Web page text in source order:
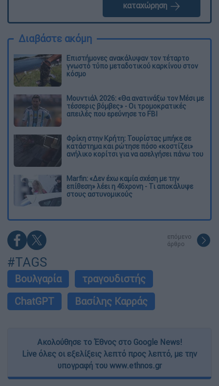
καταχώρηση
Διαβάστε ακόμη
Επιστήμονες ανακάλυψαν τον τέταρτο
γνωστό τύπο μεταδοτικού καρκίνου στον
κόσμο
Μουντιάλ 2026: «Θα ανατινάξω τον Μέσι με
τέσσερις βόμβες» - Οι τρομοκρατικές
απειλές που ερεύνησε το FBI
Φρίκη στην Κρήτη: Τουρίστας μπήκε σε
κατάστημα και ρώτησε πόσο «κοστίζει»
ανήλικο κορίτσι για να ασελγήσει πάνω του
Marfin: «Δεν έχω καμία σχέση με την
επίθεση» λέει η 46χρονη - Τι αποκάλυψε
στους αστυνομικούς
επόμενο
άρθρο
#TAGS
Βουλγαρία
τραγουδιστής
ChatGPT
Βασίλης Καρράς
Ακολούθησε το Έθνος στο Google News!
Live όλες οι εξελίξεις λεπτό προς λεπτό, με την
υπογραφή του www.ethnos.gr